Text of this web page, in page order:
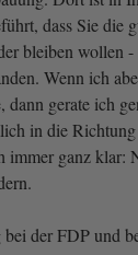
dass Sie die
bleiben wollen -
Wenn ich
dann gerate ich
in die
immer ganz klar:
bei der FDP und